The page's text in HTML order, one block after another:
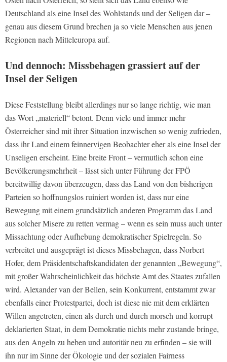
Deutschland als eine Insel des Wohlstands und der Seligen dar –
genau aus diesem Grund brechen ja so viele Menschen aus jenen
Regionen nach Mitteleuropa auf.
Und dennoch: Missbehagen grassiert auf der
Insel der Seligen
Diese Feststellung bleibt allerdings nur so lange richtig, wie man
das Wort „materiell“ betont. Denn viele und immer mehr
Österreicher sind mit ihrer Situation inzwischen so wenig zufrieden,
dass ihr Land einem feinnervigen Beobachter eher als eineInsel der
Unseligen erscheint. Eine breite Front – vermutlich schon eine
Bevölkerungsmehrheit – lässt sich unter Führung der FPÖ
bereitwillig davon überzeugen, dass das Land von den bisherigen
Parteien so hoffnungslos ruiniert worden ist, dass nur eine
Bewegung mit einem grundsätzlich anderen Programm das Land
aus solcher Misere zu retten vermag – wenn es sein muss auch unter
Missachtung oder Aufhebung demokratischer Spielregeln. So
verbreitet und ausgeprägt ist dieses Missbehagen, dass Norbert
Hofer, dem Präsidentschaftskandidaten der genannten „Bewegung“,
mit großer Wahrscheinlichkeit das höchste Amt des Staates zufallen
wird. Alexander van der Bellen, sein Konkurrent, entstammt zwar
ebenfalls einer Protestpartei, doch ist diese nie mit dem erklärten
Willen angetreten, einen als durch und durch morsch und korrupt
deklarierten Staat, in dem Demokratie nichts mehr zustande bringe,
aus den Angeln zu heben und autoritär neu zu erfinden – sie will
ihn nur im Sinne der Ökologie und der sozialen Fairness